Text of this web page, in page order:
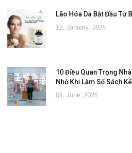
Lão Hóa Da Bắt Đầu Từ
12, January, 2026
10 Điều Quan Trọng
Nhớ Khi Làm Sổ Sách
04, June, 2025